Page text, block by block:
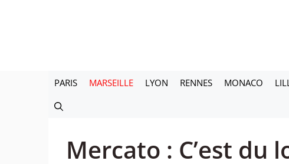
PARIS MARSEILLE LYON RENNES MONACO
Mercato : C’est du